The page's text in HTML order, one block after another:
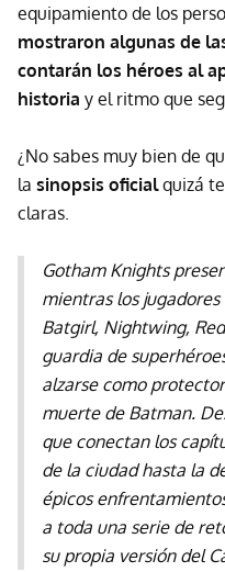
equipamiento de los
mostraron algunas de
contarán los héroes al
historia y el ritmo que
¿No sabes muy bien de
la sinopsis oficialquizá
claras.
Gotham Knights
mientras los
Batgirl, Nightwing,
guardia de
alzarse como
muerte de Batman.
que conectan los
de la ciudad hasta la
épicos
a toda una serie de
su propia versión del